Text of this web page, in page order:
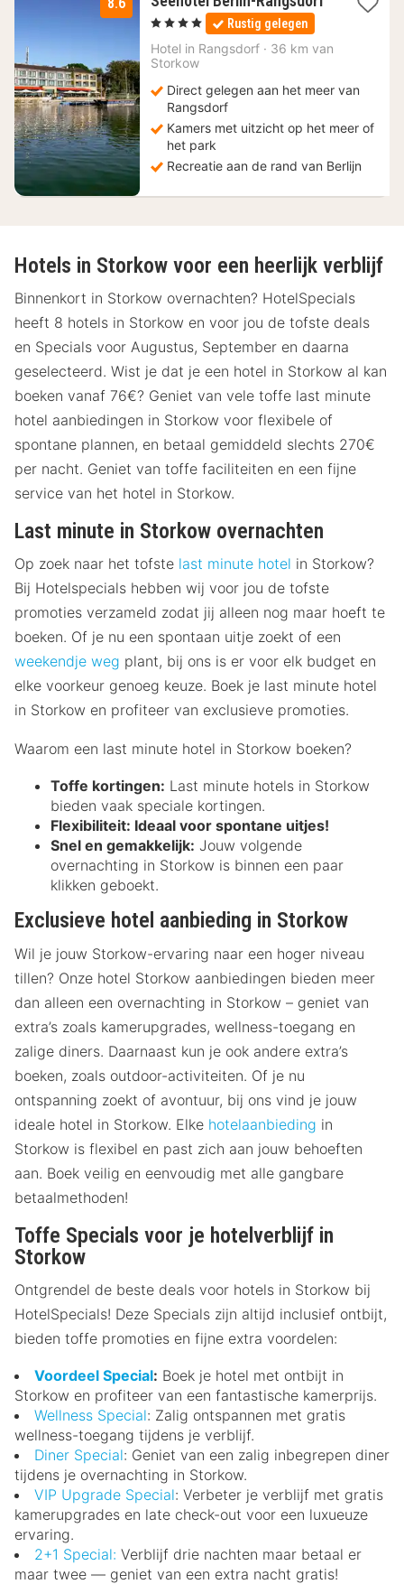
1
nacht
vanaf
117
, 4 Sterren Rustig gelegen
Hotel in Rangsdorf · 36 km van
Storkow
Direct gelegen aan het meer van
Rangsdorf
Kamers met uitzicht op het meer of
het park
Recreatie aan de rand van Berlijn
Hotels in Storkow voor een heerlijk verblijf
Binnenkort in Storkow overnachten? HotelSpecials
heeft 8 hotels in Storkow en voor jou de tofste deals
en Specials voor Augustus, September en daarna
geselecteerd. Wist je dat je een hotel in Storkow al kan
boeken vanaf 76€? Geniet van vele toffe last minute
hotel aanbiedingen in Storkow voor flexibele of
spontane plannen, en betaal gemiddeld slechts 270€
per nacht. Geniet van toffe faciliteiten en een fijne
service van het hotel in Storkow.
Last minute in Storkow overnachten
Op zoek naar het tofste last minute hotel in Storkow?
Bij Hotelspecials hebben wij voor jou de tofste
promoties verzameld zodat jij alleen nog maar hoeft te
boeken. Of je nu een spontaan uitje zoekt of een
weekendje weg plant, bij ons is er voor elk budget en
elke voorkeur genoeg keuze. Boek je last minute hotel
in Storkow en profiteer van exclusieve promoties.
Waarom een last minute hotel in Storkow boeken?
Toffe kortingen: Last minute hotels in Storkow
bieden vaak speciale kortingen.
Flexibiliteit: Ideaal voor spontane uitjes!
Snel en gemakkelijk: Jouw volgende
overnachting in Storkow is binnen een paar
klikken geboekt.
Exclusieve hotel aanbieding in Storkow
Wil je jouw Storkow-ervaring naar een hoger niveau
tillen? Onze hotel Storkow aanbiedingen bieden meer
dan alleen een overnachting in Storkow – geniet van
extra’s zoals kamerupgrades, wellness-toegang en
zalige diners. Daarnaast kun je ook andere extra’s
boeken, zoals outdoor-activiteiten. Of je nu
ontspanning zoekt of avontuur, bij ons vind je jouw
ideale hotel in Storkow. Elke hotelaanbieding in
Storkow is flexibel en past zich aan jouw behoeften
aan. Boek veilig en eenvoudig met alle gangbare
betaalmethoden!
Toffe Specials voor je hotelverblijf in
Storkow
Ontgrendel de beste deals voor hotels in Storkow bij
HotelSpecials! Deze Specials zijn altijd inclusief ontbijt,
bieden toffe promoties en fijne extra voordelen:
Voordeel Special: Boek je hotel met ontbijt in
Storkow en profiteer van een fantastische kamerprijs.
Wellness Special: Zalig ontspannen met gratis
wellness-toegang tijdens je verblijf.
Diner Special: Geniet van een zalig inbegrepen diner
tijdens je overnachting in Storkow.
VIP Upgrade Special: Verbeter je verblijf met gratis
kamerupgrades en late check-out voor een luxueuze
ervaring.
2+1 Special: Verblijf drie nachten maar betaal er
maar twee — geniet van een extra nacht gratis!